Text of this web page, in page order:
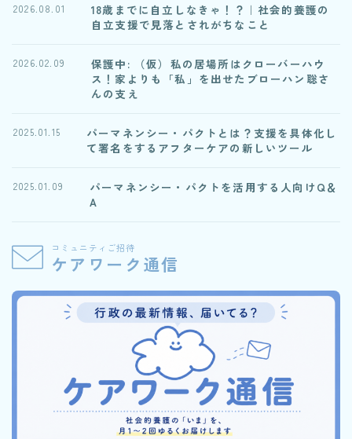
18歳までに自立しなきゃ！？｜社会的養護の
自立支援で見落とされがちなこと
2026.08.01
保護中: （仮）私の居場所はクローバーハウ
ス！家よりも「私」を出せたブローハン聡さ
んの支え
2026.02.09
パーマネンシー・パクトとは？支援を具体化し
て署名をするアフターケアの新しいツール
2025.01.15
パーマネンシー・パクトを活用する人向けQ＆
A
2025.01.09
コミュニティご招待
ケアワーク通信